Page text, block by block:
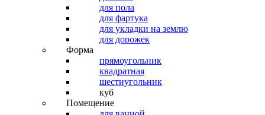
для пола
для фартука
для укладки на землю
для дорожек
Форма
прямоугольник
квадратная
шестиугольник
куб
Помещение